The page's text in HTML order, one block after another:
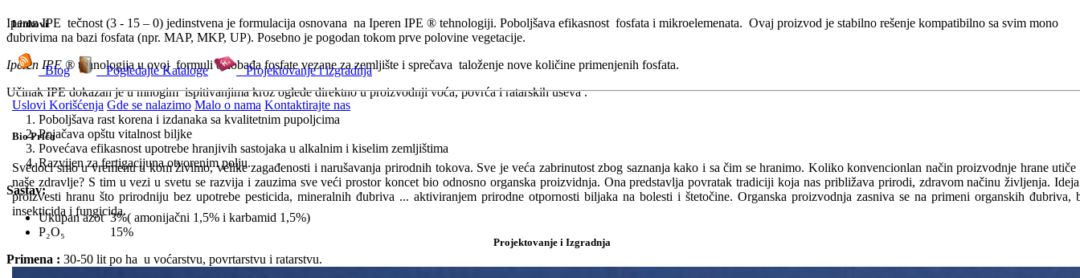
Linkovi
Blog Pogledajte Kataloge Projektovanje i izgradnja
Uslovi Korišćenja Gde se nalazimo Malo o nama Kontaktirajte nas
Bio Priča
Svedoci smo u vremenu u kom živimo, velike zagađenosti i narušavanja prirodnih tokova. Sve je veća zabrinutost zbog saznanja kako i sa čim se hranimo. Koliko konvencionlan način proizvodnje hrane utiče
naše zdravlje? S tim u vezi u svetu se razvija i zauzima sve veći prostor koncet bio odnosno organska proizvidnja. Ona predstavlja povratak tradiciji koja nas približava prirodi, zdravom načinu življenja.
proizvesti hranu što prirodniju bez upotrebe pesticida, mineralnih đubriva ... aktiviranjem prirodne otpornosti biljaka na bolesti i štetočine. Organska proizvodnja zasniva se na primeni organskih đubriva,
insekticida i fungicida.
Projektovanje i Izgradnja
Iperen IPE tečnost (3 - 15 – 0) jedinstvena je formulacija osnovana na Iperen IPE ® tehnologiji. Poboljšava efikasnost fosfata i mikroelemenata. Ovaj proizvod je stabilno rešenje kompatibilno sa svim mono
đubrivima na bazi fosfata (npr. MAP, MKP, UP). Posebno je pogodan tokom prve polovine vegetacije.
Iperen IPE ® tehnologija u ovoj formuli oslobađa fosfate vezane za zemljište i sprečava taloženje nove količine primenjenih fosfata.
Učinak IPE dokazan je u mnogim ispitivanjima kroz oglede direktno u proizvodnji voća, povrća i ratarskih useva .
Poboljšava rast korena i izdanaka sa kvalitetnim pupoljcima
Pojačava opštu vitalnost biljke
Povećava efikasnost upotrebe hranjivih sastojaka u alkalnim i kiselim zemljištima
Razvijen za fertigacijuna otvorenim polju.
Sastav:
Ukupan azot 3%( amonijačni 1,5% i karbamid 1,5%)
P₂O₅ 15%
Primena : 30-50 lit po ha u voćarstvu, povrtarstvu i ratarstvu.